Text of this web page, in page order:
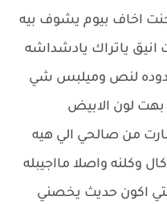
اخاف بيوم يشوف بيه
ياتراك يادشداشه
لنص وميلبس شي
بهت لون الابيض
من صالحي الي هيه
وكلنه واصلا مااجيبله
اكون حديث يخصني